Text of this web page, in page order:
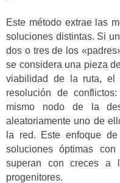
Este método extrae las
soluciones distintas. Si
dos o tres de los
se considera una pieza
viabilidad de la ruta, el
resolución de
mismo nodo de la
aleatoriamente uno de
la red. Este enfoque
soluciones óptimas
superan con creces a
progenitores.